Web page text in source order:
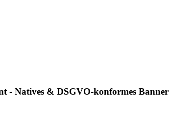
- Natives & DSGVO-konformes Banner